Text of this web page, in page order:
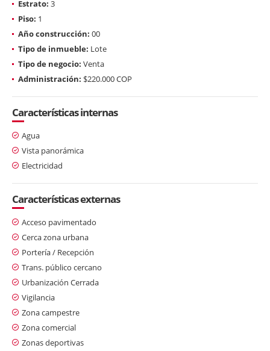
Estrato: 3
Piso: 1
Año construcción: 00
Tipo de inmueble: Lote
Tipo de negocio: Venta
Administración: $220.000 COP
Características internas
Agua
Vista panorámica
Electricidad
Características externas
Acceso pavimentado
Cerca zona urbana
Portería / Recepción
Trans. público cercano
Urbanización Cerrada
Vigilancia
Zona campestre
Zona comercial
Zonas deportivas